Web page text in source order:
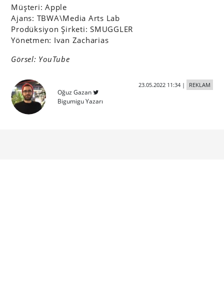
Müşteri: Apple
Ajans: TBWA\Media Arts Lab
Prodüksiyon Şirketi: SMUGGLER
Yönetmen: Ivan Zacharias
Görsel: YouTube
Oğuz Gazan
Bigumigu Yazarı
23.05.2022 11:34| REKLAM